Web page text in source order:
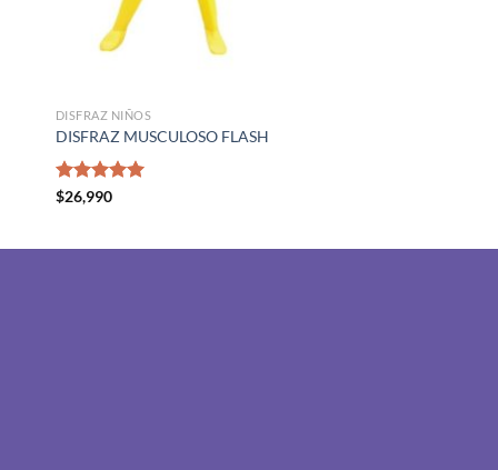
DISFRAZ NIÑOS
DISFRAZ MUSCULOSO FLASH
Valorado
$26,990